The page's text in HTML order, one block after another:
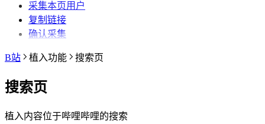
采集本页用户
复制链接
确认采集
B站 植入功能 搜索页
搜索页
植入内容位于哔哩哔哩的搜索